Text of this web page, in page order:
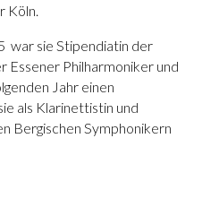
Köln.
war sie Stipendiatin der
Essener Philharmoniker und
Jahr einen
als Klarinettistin und
Bergischen Symphonikern